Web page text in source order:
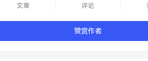
文章 评论
赞赏作者